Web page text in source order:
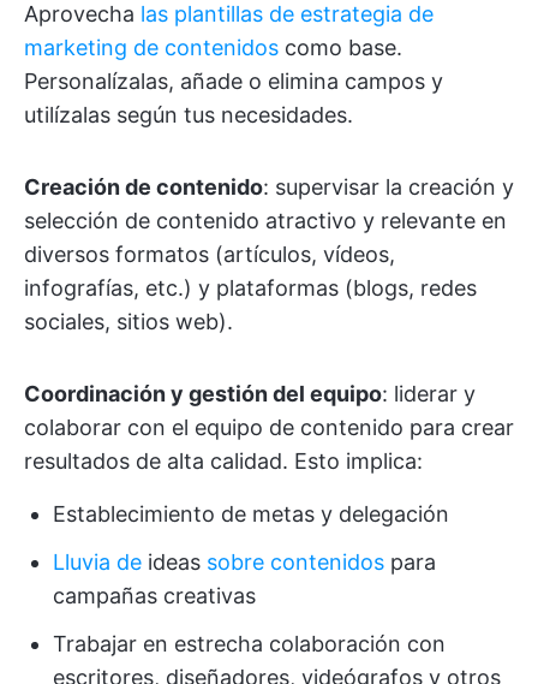
Aprovecha las plantillas de estrategia de
marketing de contenidos como base.
Personalízalas, añade o elimina campos y
utilízalas según tus necesidades.
Creación de contenido: supervisar la creación y
selección de contenido atractivo y relevante en
diversos formatos (artículos, vídeos,
infografías, etc.) y plataformas (blogs, redes
sociales, sitios web).
Coordinación y gestión del equipo: liderar y
colaborar con el equipo de contenido para crear
resultados de alta calidad. Esto implica:
Establecimiento de metas y delegación
Lluvia de ideas sobre contenidos para
campañas creativas
Trabajar en estrecha colaboración con
escritores, diseñadores, videógrafos y otros